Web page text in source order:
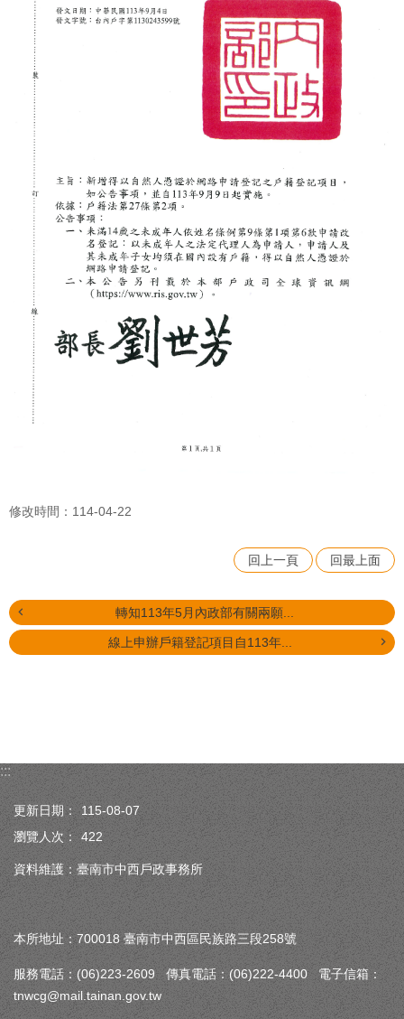
修改時間：114-04-22
回上一頁 回最上面
轉知113年5月內政部有關兩願...
線上申辦戶籍登記項目自113年...
:::
更新日期：
115-08-07
瀏覽人次：
422
資料維護：臺南市中西戶政事務所
本所地址：700018 臺南市中西區民族路三段258號
服務電話：(06)223-2609 傳真電話：(06)222-4400 電子信箱：
tnwcg@mail.tainan.gov.tw